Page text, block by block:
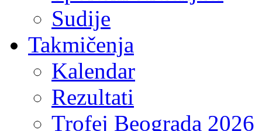
Sudije
Takmičenja
Kalendar
Rezultati
Trofej Beograda 2026